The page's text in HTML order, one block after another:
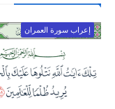
إعراب سورة العمران